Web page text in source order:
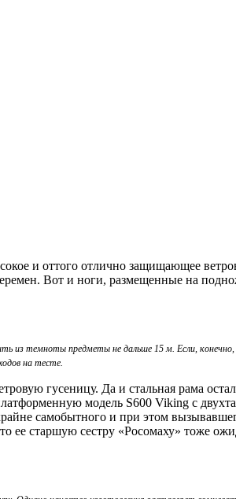
и оттого отлично защищающее
Вот и ноги, размещенные на
из темноты предметы не дальше 15 м. Если,
на тесте.
гусеницу. Да и стальная рама
модель S600 Viking с
самобытного и при этом
старшую сестру «Росомаху» тоже